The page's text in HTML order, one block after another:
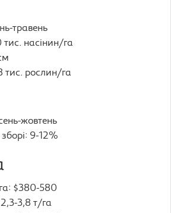
травень
насінин/га
тис. рослин/га
жовтень
зборі: 9-12%
$380-580
3,8 т/га